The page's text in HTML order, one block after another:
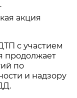
акция
с участием
продолжает
по
и надзору